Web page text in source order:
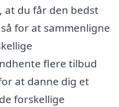
at du får den bedst
for at sammenligne
flere tilbud
at danne dig et
forskellige